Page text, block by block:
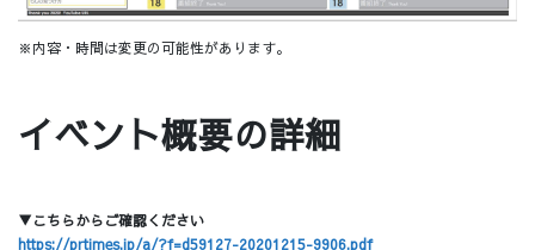
※内容・時間は変更の可能性があります。
イベント概要の詳細
▼こちらからご確認ください
https://prtimes.jp/a/?f=d59127-20201215-9906.pdf